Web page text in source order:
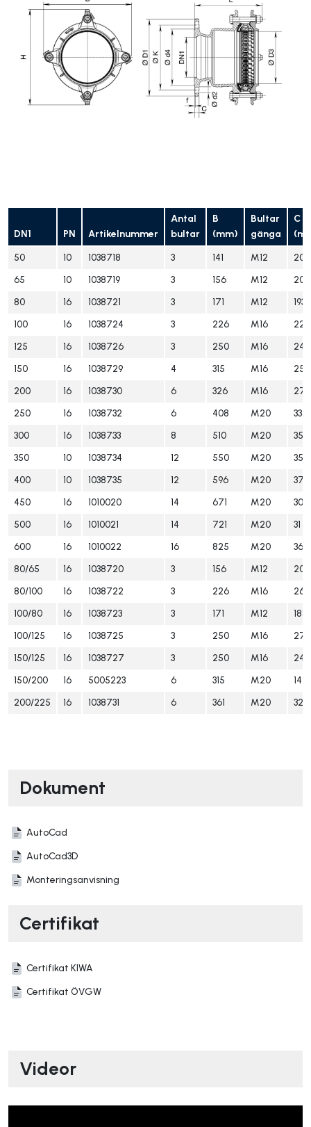
DN1 PN Artikelnummer
Antal
bultar
B
(mm)
Bultar
gänga
C
50
10 1038718 3 141 M12
203
65
10 1038719 3 156 M12
203
80
16 1038721 3 171 M12
193
100
16 1038724 3 226 M16
228
125
16 1038726 3 250 M16
248
150
16 1038729 4 315 M16
258
200
16 1038730 6 326 M16
277
250
16 1038732 6 408 M20
335
300
16 1038733 8 510 M20
353
350
10 1038734 12 550 M20
358
400
10 1038735 12 596 M20
373
450
16 1010020 14 671 M20
30
500
16 1010021 14 721 M20
31
600
16 1010022 16 825 M20
36
80/65
16 1038720 3 156 M12
203
80/100
16 1038722 3 226 M16
263
100/80
16 1038723 3 171 M12
188
100/125
16 1038725 3 250 M16
278
150/125
16 1038727 3 250 M16
245
150/200
16 5005223 6 315 M20
14
200/225
16 1038731 6 361 M20 322
Dokument
AutoCad
AutoCad3D
Monteringsanvisning
Certifikat
Certifikat KIWA
Certifikat ÖVGW
Videor